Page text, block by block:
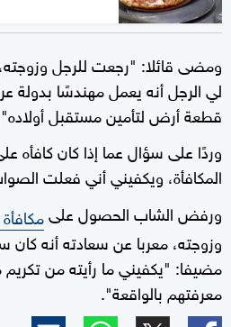
ومضى قائلا: "رجعت للرجل
لي الرجل أنه يعمل مهندسًا بدولة
قطعة أرض لتأمين مستقبل
وردًا على سؤال عما إذا كان
المكافأة، ويكفيني أني فعلت
ورفض الشاب الحصول على
وزوجته، معربا عن سعادته أنه كان
مضيفا: "يكفيني ما رأيته من
معرفتهم بالواقعة".